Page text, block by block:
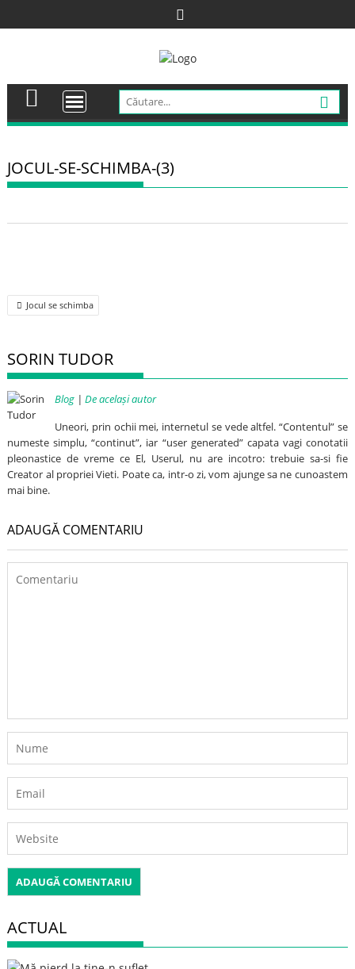
to
JOCUL-SE-SCHIMBA-(3)
Post
navigation
Jocul se schimba
SORIN TUDOR
Blog |De același autor
Uneori, prin ochii mei, internetul se vede altfel. “Contentul” se
numeste simplu, “continut”, iar “user generated” capata vagi conotatii
pleonastice de vreme ce El, Userul, nu are incotro: trebuie sa-si fie
Creator al propriei Vieti. Poate ca, intr-o zi, vom ajunge sa ne cunoastem
mai bine.
ADAUGĂ COMENTARIU
ACTUAL